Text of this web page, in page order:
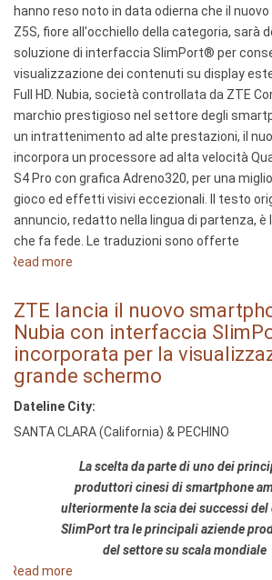
op
groot
scherm
hanno reso noto in data odierna che il
Z5S, fiore all'occhiello della categoria, sarà
soluzione di interfaccia SlimPort® per
visualizzazione dei contenuti su display
Full HD. Nubia, società controllata da ZTE
marchio prestigioso nel settore degli
un intrattenimento ad alte prestazioni, il
incorpora un processore ad alta velocità
S4 Pro con grafica Adreno320, per una
gioco ed effetti visivi eccezionali. Il testo
annuncio, redatto nella lingua di partenza, è
che fa fede. Le traduzioni sono offerte
Read more
lancia
nuovo
smartphone
Z5S
di
Nubia
interfaccia
SlimPort
incorporata
per
ZTE lancia il nuovo
Nubia con interfaccia
incorporata per la
grande schermo
Dateline City:
SANTA CLARA (California) & PECHINO
La scelta da parte di uno dei
produttori cinesi di smartphone
ulteriormente la scia dei successi del
SlimPort tra le principali aziende
del settore su scala mondiale
Read more